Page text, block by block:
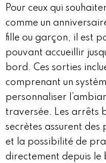
Pour ceux qui
comme un
fille ou garçon, il est
pouvant accueillir
bord. Ces sorties
comprenant un
personnaliser
traversée. Les arrêts
secrètes assurent des
et la possibilité de
directement depuis le